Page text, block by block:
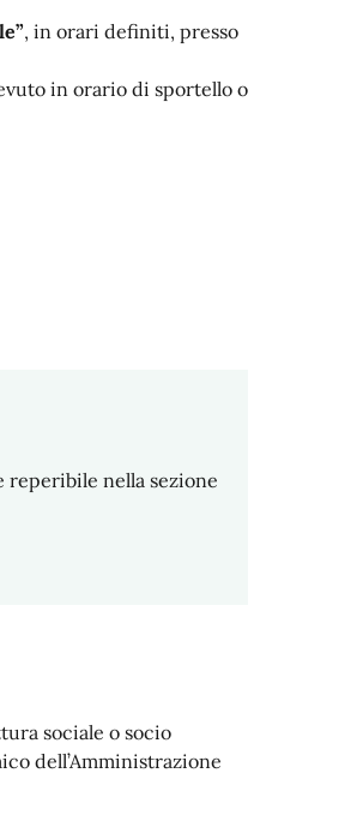
, in orari definiti, presso
in orario di sportello o
reperibile nella sezione
sociale o socio
dell’Amministrazione